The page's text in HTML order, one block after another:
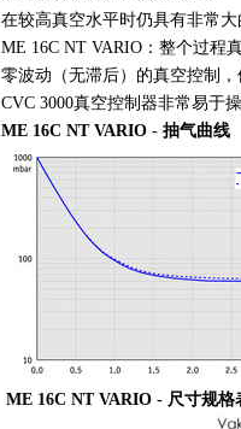
在较高真空水平时仍具有非常大
ME 16C NT VARIO：整个过程
零波动（无滞后）的真空控制
CVC 3000真空控制器非常易于
ME 16C NT VARIO - 抽气曲线
ME 16C NT VARIO - 尺寸规格